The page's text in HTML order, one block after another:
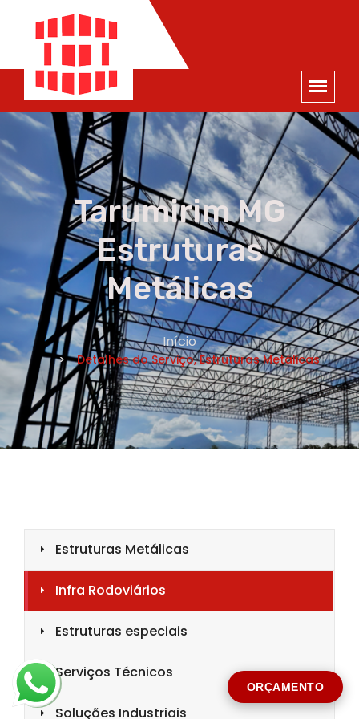
ORÇAMENTO
×
ORÇAMENTO
NOME *
E-MAIL *
TELEFONE *
CIDADE *
MENSAGEM *